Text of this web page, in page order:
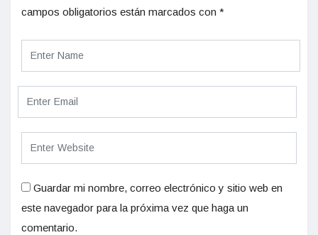
campos obligatorios están marcados con *
Guardar mi nombre, correo electrónico y sitio web en
este navegador para la próxima vez que haga un
comentario.